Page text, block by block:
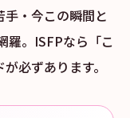
・今この瞬間と
羅。ISFPなら「こ
必ずあります。